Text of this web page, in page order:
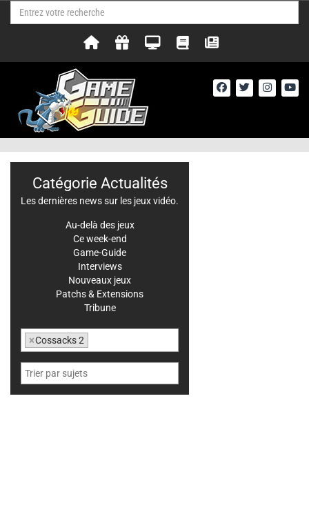
Catégorie Actualités
Les dernières news sur les jeux vidéo.
Au-delà des jeux
Ce week-end
Game-Guide
Interviews
Nouveaux jeux
Patchs & Extensions
Tribune
×Cossacks 2